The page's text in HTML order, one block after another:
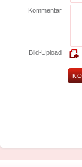
Kommentar
Bild-Upload